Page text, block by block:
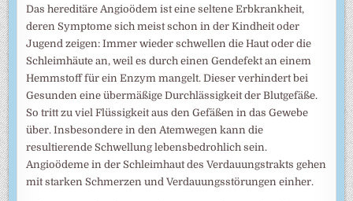
Das hereditäre Angioödem ist eine seltene Erbkrankheit,
deren Symptome sich meist schon in der Kindheit oder
Jugend zeigen: Immer wieder schwellen die Haut oder die
Schleimhäute an, weil es durch einen Gendefekt an einem
Hemmstoff für ein Enzym mangelt. Dieser verhindert bei
Gesunden eine übermäßige Durchlässigkeit der Blutgefäße.
So tritt zu viel Flüssigkeit aus den Gefäßen in das Gewebe
über. Insbesondere in den Atemwegen kann die
resultierende Schwellung lebensbedrohlich sein.
Angioödeme in der Schleimhaut des Verdauungstrakts gehen
mit starken Schmerzen und Verdauungsstörungen einher.